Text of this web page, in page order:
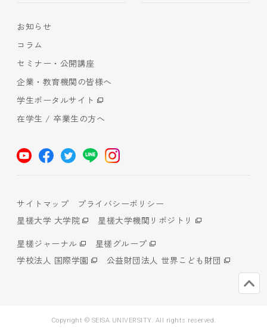
お知らせ
コラム
セミナー・公開講座
企業・教育機関の皆様へ
学生ポータルサイト
在学生 / 卒業生の方へ
サイトマップ
プライバシーポリシー
星槎大学 大学院
星槎大学機関リポジトリ
星槎ジャーナル
星槎グループ
学校法人 国際学園
公益財団法人 世界こども財団
Copyright © SEISA UNIVERSITY. All rights reserved.